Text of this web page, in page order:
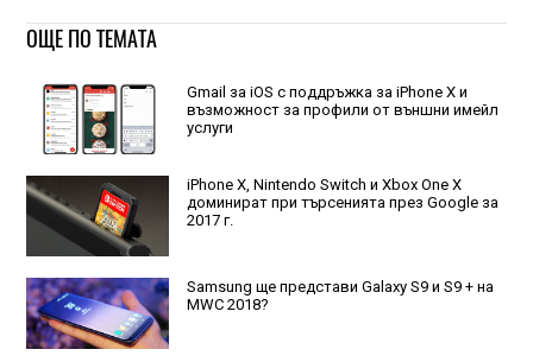
ОЩЕ ПО ТЕМАТА
Gmail за iOS с поддръжка за iPhone X и
възможност за профили от външни имейл
услуги
iPhone X, Nintendo Switch и Xbox One X
доминират при търсенията през Google за
2017 г.
Samsung ще представи Galaxy S9 и S9 + на
MWC 2018?